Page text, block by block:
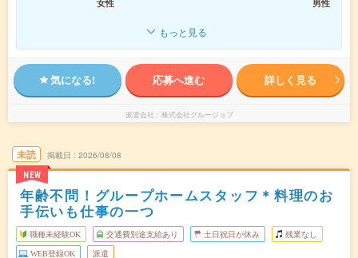
女性 男性
もっと見る
気になる! 応募へ進む 詳しく見る
派遣会社 株式会社グルージョブ
未読
NEW
掲載日 2026/08/08
年齢不問！グループホームスタッフ＊料理のお
手伝いも仕事の一つ
職種未経験OK 交通費別途支給あり 土日祝日が休み 残業なし
WEB登録OK 派遣